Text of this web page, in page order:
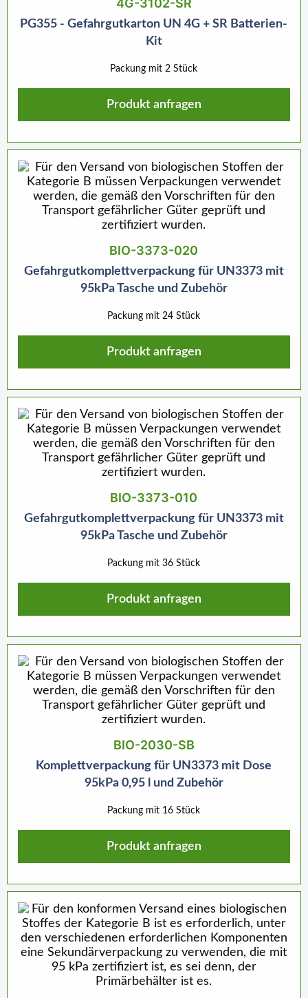
4G-3102-SR
PG355 - Gefahrgutkarton UN 4G + SR Batterien-
Kit
Packung mit 2 Stück
Produkt anfragen
BIO-3373-020
Gefahrgutkomplettverpackung für UN3373 mit
95kPa Tasche und Zubehör
Packung mit 24 Stück
Produkt anfragen
BIO-3373-010
Gefahrgutkomplettverpackung für UN3373 mit
95kPa Tasche und Zubehör
Packung mit 36 Stück
Produkt anfragen
BIO-2030-SB
Komplettverpackung für UN3373 mit Dose
95kPa 0,95 l und Zubehör
Packung mit 16 Stück
Produkt anfragen